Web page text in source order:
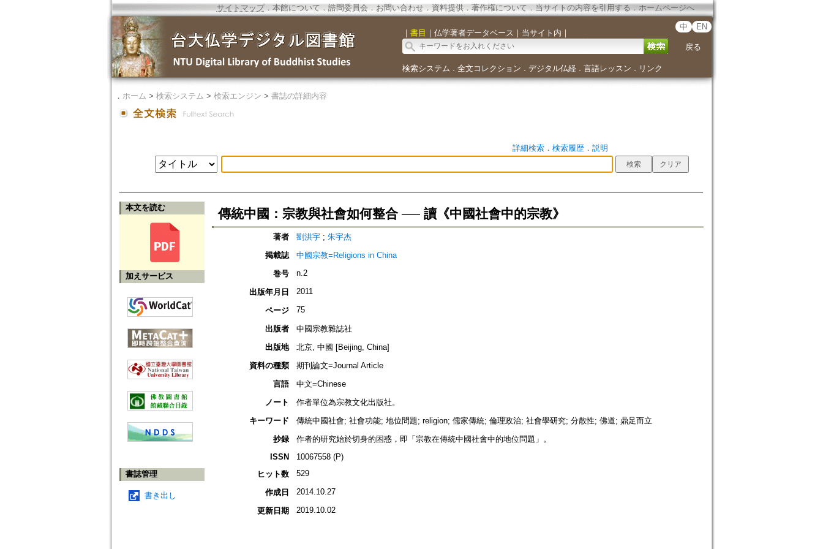
サイトマップ．本館について ． 諮問委員会． お問い合わせ． 資料提供． 著作権について．当サイトの内容を引用する ． ホームページへ
｜ 書目 ｜ 仏学著者データベース ｜ 当サイト内 ｜
中 EN
戻る
検索システム ． 全文コレクション ． デジタル仏経． 言語レッスン ． リンク
． ホーム > 検索システム > 検索エンジン > 書誌の詳細内容
詳細検索． 検索履歴． 説明
本文を読む
加えサービス
書誌管理
書き出し
傳統中國：宗教與社會如何整合 ── 讀《中國社會中的宗教》
著者 劉洪宇; 朱宇杰
掲載誌
中國宗教=Religions in China
巻号
n.2
出版年月日 2011
ページ 75
出版者
中國宗教雜誌社
出版地
北京, 中國 [Beijing, China]
資料の種類
期刊論文=Journal Article
言語
中文=Chinese
ノート
作者單位為宗教文化出版社。
キーワード
傳統中國社會; 社會功能; 地位問題; religion; 儒家傳統; 倫理政治; 社會學研究; 分散性; 佛道; 鼎足而立
抄録
作者的研究始於切身的困惑，即「宗教在傳統中國社會中的地位問題」。
ISSN
10067558 (P)
ヒット数
529
作成日 2014.10.27
更新日期 2019.10.02